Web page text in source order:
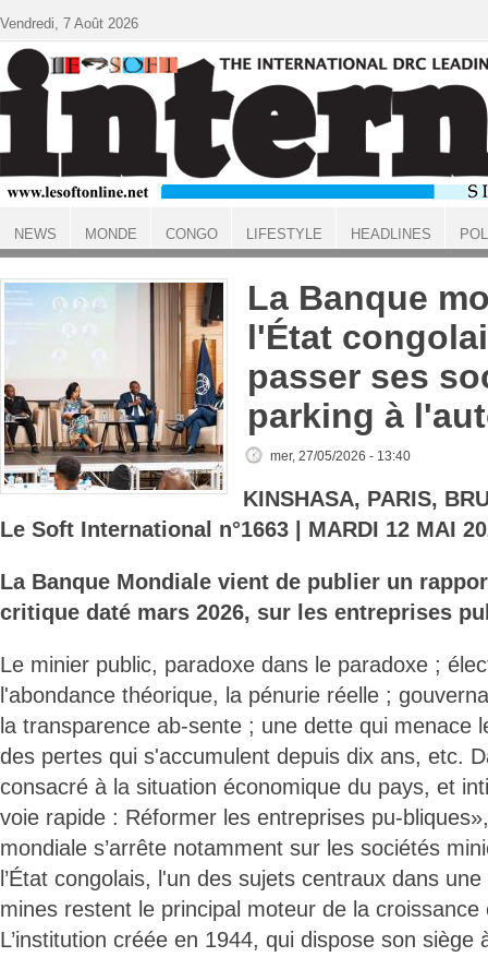
ACCUEIL
La Banque
l'État
passer ses
parking à
mer, 27/05/2026 - 13:40
KINSHASA, PARIS,
Le Soft International n°1663 | MARDI 12 MAI
La Banque Mondiale vient de publier un
critique daté mars 2026, sur les entreprises
Le minier public, paradoxe dans le paradoxe ;
l'abondance théorique, la pénurie réelle ;
la transparence ab-sente ; une dette qui menace
des pertes qui s'accumulent depuis dix ans, etc.
consacré à la situation économique du pays, et
voie rapide : Réformer les entreprises pu-
mondiale s’arrête notamment sur les sociétés
l’État congolais, l'un des sujets centraux dans
mines restent le principal moteur de la
L’institution créée en 1944, qui dispose son siège
Vendredi, 7 Août 2026
NEWS MONDE CONGO LIFESTYLE HEADLINES